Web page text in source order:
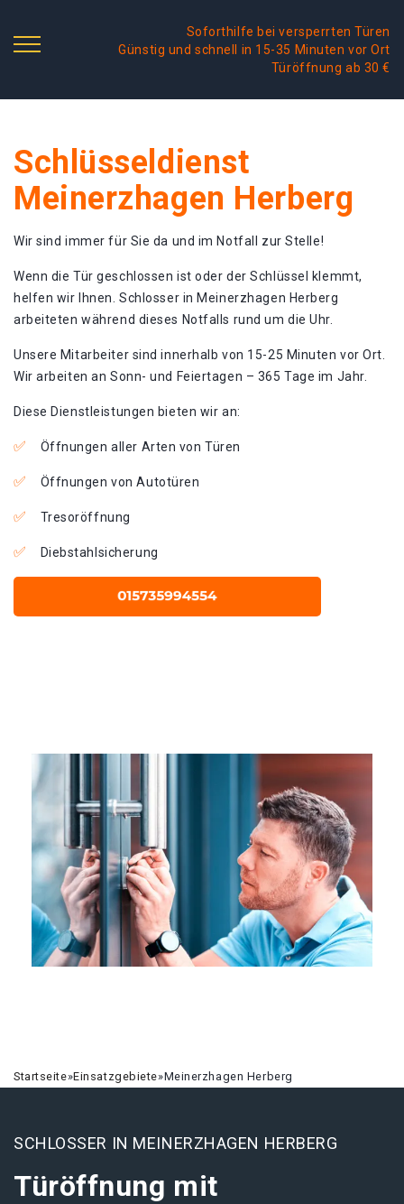
Soforthilfe bei versperrten Türen
Günstig und schnell in 15-35 Minuten vor Ort
Türöffnung ab 30 €
Schlüsseldienst
Meinerzhagen Herberg
Wir sind immer für Sie da und im Notfall zur Stelle!
Wenn die Tür geschlossen ist oder der Schlüssel klemmt,
helfen wir Ihnen. Schlosser in Meinerzhagen Herberg
arbeiteten während dieses Notfalls rund um die Uhr.
Unsere Mitarbeiter sind innerhalb von 15-25 Minuten vor Ort.
Wir arbeiten an Sonn- und Feiertagen – 365 Tage im Jahr.
Diese Dienstleistungen bieten wir an:
Öffnungen aller Arten von Türen
Öffnungen von Autotüren
Tresoröffnung
Diebstahlsicherung
Startseite»Einsatzgebiete»Meinerzhagen Herberg
SCHLOSSER IN MEINERZHAGEN HERBERG
Türöffnung mit